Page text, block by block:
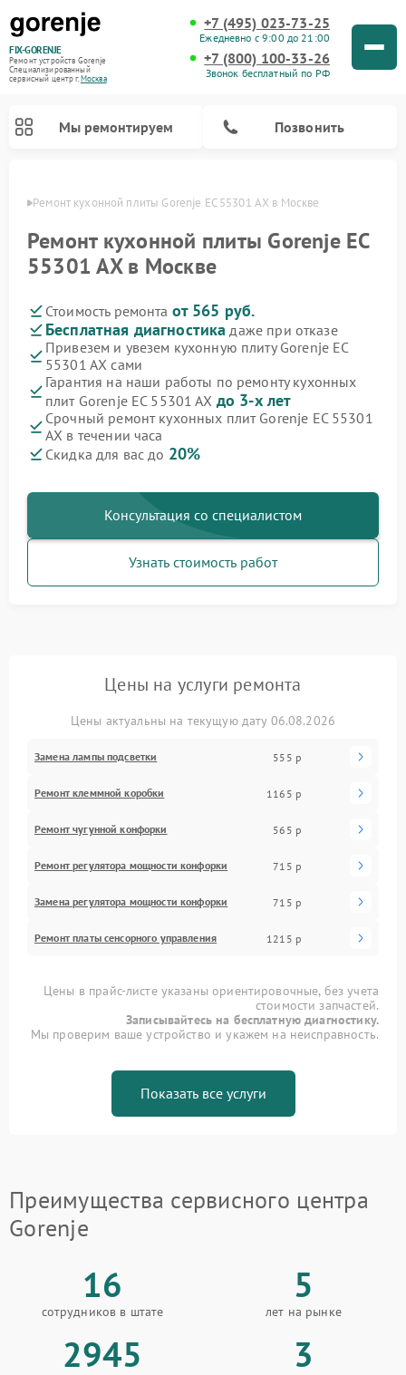
FIX-GORENJE
Ремонт устройств Gorenje
Специализированный
cервисный центр г.Москва
+7 (495) 023-73-25
Ежедневно с 9:00 до 21:00
+7 (800) 100-33-26
Звонок бесплатный по РФ
Мы ремонтируем Позвонить
Ремонт кухонной плиты Gorenje EC 55301 AX в Москве
Ремонт кухонной плиты Gorenje EC
55301 AX в Москве
Стоимость ремонта от 565 руб.
Бесплатная диагностика даже при отказе
Привезем и увезем кухонную плиту Gorenje EC
55301 AX сами
Гарантия на наши работы по ремонту кухонных
плит Gorenje EC 55301 AX до 3-х лет
Срочный ремонт кухонных плит Gorenje EC 55301
AX в течении часа
Скидка для вас до 20%
Консультация со специалистом
Узнать стоимость работ
Цены на услуги ремонта
Цены актуальны на текущую дату 06.08.2026
Замена лампы подсветки 555 р
Ремонт клеммной коробки 1165 р
Ремонт чугунной конфорки 565 р
Ремонт регулятора мощности конфорки 715 р
Замена регулятора мощности конфорки 715 р
Ремонт платы сенсорного управления 1215 р
Цены в прайс-листе указаны ориентировочные, без учета
стоимости запчастей.
Записывайтесь на бесплатную диагностику.
Мы проверим ваше устройство и укажем на неисправность.
Показать все услуги
Преимущества сервисного центра
Gorenje
16
сотрудников в штате
5
лет на рынке
2945 3